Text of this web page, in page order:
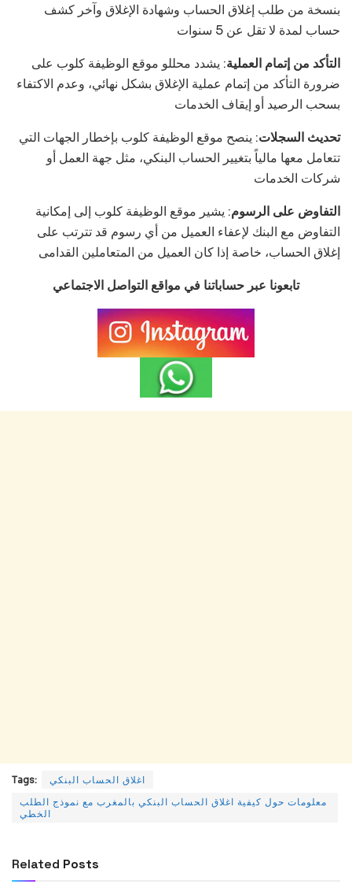
بنسخة من طلب إغلاق الحساب وشهادة الإغلاق وآخر كشف
حساب لمدة لا تقل عن 5 سنوات
التأكد من إتمام العملية: يشدد محللو موقع الوظيفة كلوب على
ضرورة التأكد من إتمام عملية الإغلاق بشكل نهائي، وعدم الاكتفاء
بسحب الرصيد أو إيقاف الخدمات
تحديث السجلات: ينصح موقع الوظيفة كلوب بإخطار الجهات التي
تتعامل معها مالياً بتغيير الحساب البنكي، مثل جهة العمل أو
شركات الخدمات
التفاوض على الرسوم: يشير موقع الوظيفة كلوب إلى إمكانية
التفاوض مع البنك لإعفاء العميل من أي رسوم قد تترتب على
إغلاق الحساب، خاصة إذا كان العميل من المتعاملين القدامى
تابعونا عبر حساباتنا في مواقع التواصل الاجتماعي
Tags:
اغلاق الحساب البنكي
معلومات حول كيفية اغلاق الحساب البنكي بالمغرب مع نموذج الطلب
الخطي
Related Posts